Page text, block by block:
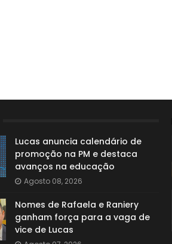
Lucas anuncia calendário de
promoção na PM e destaca
avanços na educação
Agosto 08, 2026
Nomes de Rafaela e Raniery
ganham força para a vaga de
vice de Lucas